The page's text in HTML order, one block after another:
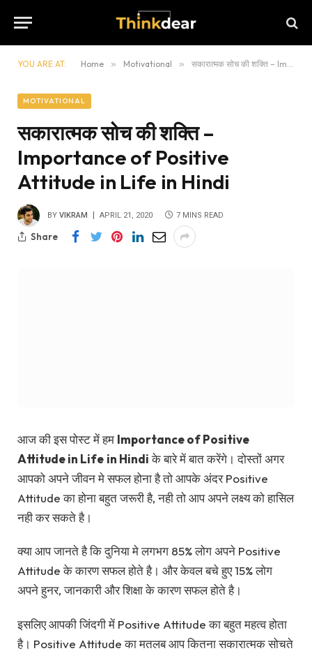
YOU ARE AT: Home » Motivational » सकारात्मक सोच की शक्ति – Importance of Positive Attitude in Life in Hindi
MOTIVATIONAL
सकारात्मक सोच की शक्ति –
Importance of Positive
Attitude in Life in Hindi
BY VIKRAM APRIL 21, 2020 7 MINS READ
Share
आज की इस पोस्ट में हम Importance of Positive
Attitude in Life in Hindiके बारे में बात करेंगे। दोस्तों अगर
आपको अपने जीवन मे सफल होना है तो आपके अंदर Positive
Attitude का होना बहुत जरूरी है, नही तो आप अपने लक्ष्य को हासिल
नही कर सकते है।
क्या आप जानते है कि दुनिया मे लगभग 85% लोग अपने Positive
Attitude के कारण सफल होते है। और केवल बचे हुए 15% लोग
अपने हुनर, जानकारी और शिक्षा के कारण सफल होते है।
इसलिए आपकी जिंदगी में Positive Attitude का बहुत महत्व होता
है। Positive Attitude का मतलब आप कितना सकारात्मक सोचते